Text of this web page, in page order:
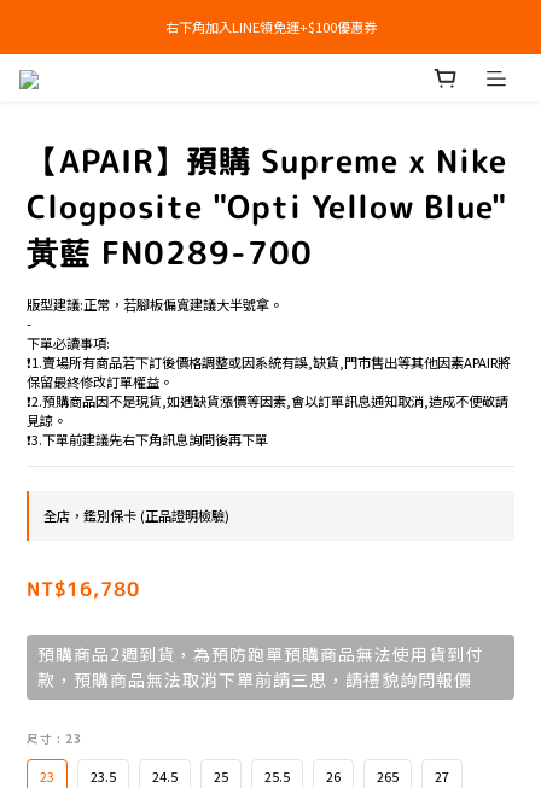
右下角加入LINE領免運+$100優惠券
右下角加入LINE領免運+$100優惠券
即日起，預購商品可提供部分訂金後尾款貨到付款(需協助請洽官line:@apair)
【APAIR】預購 Supreme x Nike
Clogposite "Opti Yellow Blue"
黃藍 FN0289-700
版型建議:正常，若腳板偏寬建議大半號拿。
-
下單必讀事項:
❗️1.賣場所有商品若下訂後價格調整或因系統有誤,缺貨,門市售出等其他因素APAIR將
保留最終修改訂單權益。
❗️2.預購商品因不是現貨,如遇缺貨漲價等因素,會以訂單訊息通知取消,造成不便敬請
見諒。
❗️3.下單前建議先右下角訊息詢問後再下單
全店，鑑別保卡 (正品證明檢驗)
NT$16,780
預購商品2週到貨，為預防跑單預購商品無法使用貨到付
款，預購商品無法取消下單前請三思，請禮貌詢問報價
尺寸 : 23
23 23.5 24.5 25 25.5 26 265 27